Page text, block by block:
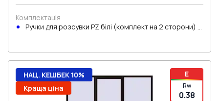
Комплектація
Ручки для розсувки PZ білі (комплект на 2 сторони) з
E
Rw
0.38
НАЦ. КЕШБЕК 10%
Краща ціна